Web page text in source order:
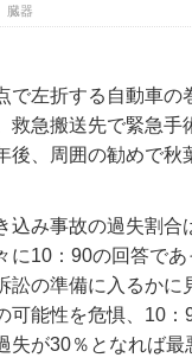
臓器
で左折する自動車の
救急搬送先で緊急手
後、周囲の勧め
込み事故の過失割
に10：90の回答で
訟の準備に入るかに
可能性を危惧、10
失が30％となれ